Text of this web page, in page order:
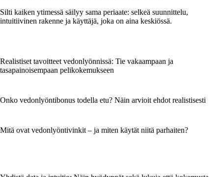
Silti kaiken ytimessä säilyy sama periaate: selkeä suunnittelu,
intuitiivinen rakenne ja käyttäjä, joka on aina keskiössä.
Realistiset tavoitteet vedonlyönnissä: Tie vakaampaan ja
tasapainoisempaan pelikokemukseen
Onko vedonlyöntibonus todella etu? Näin arvioit ehdot realistisesti
Mitä ovat vedonlyöntivinkit – ja miten käytät niitä parhaiten?